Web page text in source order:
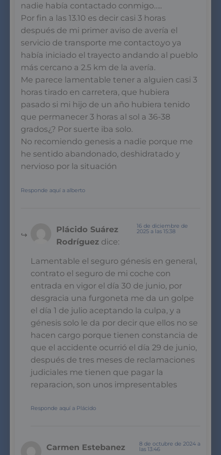
nadie había contactado conmigo…..
Por fin a las 13.10 es decir casi 3 horas
después de mi primer aviso de avería el
servicio de transporte me contacto,yo ya
había iniciado el trayecto andando al pueblo
más cercano a 2.5 km de la avería.
Me parece lamentable tener a alguien casi 3
horas tirado en carretera, que hubiera
pasado si mi hijo de un año hubiera tenido
que permanecer 3 horas al sol a 36-38
grados¿? Por suerte iba solo.
No recomiendo genesis a nadie porque me
he sentido abandonado, deshidratado y
nervioso por la situación
Responde aquí a alberto
Plácido Suárez
Rodríguez dice:
16 de diciembre de
2025 a las 15:38
Lamentable el seguro génesis en general,
contrato el seguro de mi coche con
entrada en vigor el día 30 de junio, por
desgracia una furgoneta me da un golpe
el día 1 de julio aceptando la culpa, y a
génesis solo le da por decir que ellos no se
hacen cargo porque tienen constancia de
que el accidente ocurrió el día 29 de junio,
después de tres meses de reclamaciones
judiciales me tienen que pagar la
reparacion, son unos impresentables
Responde aquí a Plácido
Carmen Estebanez
8 de octubre de 2024 a
las 13:46